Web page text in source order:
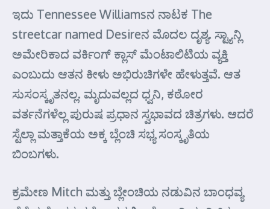
ಇದು Tennessee Williamsನ ನಾಟಕ The
streetcar named Desireನ ಮೊದಲ ದೃಶ್ಯ. ಸ್ಟ್ಯಾನ್ಲಿ
ಅಮೇರಿಕಾದ ವರ್ಕಿಂಗ್ ಕ್ಲಾಸ್ ಮೆಂಟಾಲಿಟಿಯ ವ್ಯಕ್ತಿ
ಎಂಬುದು ಆತನ ಕೀಳು ಅಭಿರುಚಿಗಳೇ ಹೇಳುತ್ತವೆ. ಆತ
ಸುಸಂಸ್ಕೃತನಲ್ಲ. ಮೃದುವಲ್ಲದ ಧ್ವನಿ, ಕಠೋರ
ವರ್ತನೆಗಳೆಲ್ಲ ಪುರುಷ ಪ್ರಧಾನ ಸ್ವಭಾವದ ಚಿತ್ರಗಳು. ಆದರೆ
ಸ್ಟೆಲ್ಲಾ ಮತ್ತಾಕೆಯ ಅಕ್ಕ ಬ್ಲೆಂಚಿ ಸಭ್ಯ ಸಂಸ್ಕೃತಿಯ
ಬಿಂಬಗಳು.
ಕ್ರಮೇಣ Mitch ಮತ್ತು ಬ್ಲೇಂಚಿಯ ನಡುವಿನ ಬಾಂಧವ್ಯ